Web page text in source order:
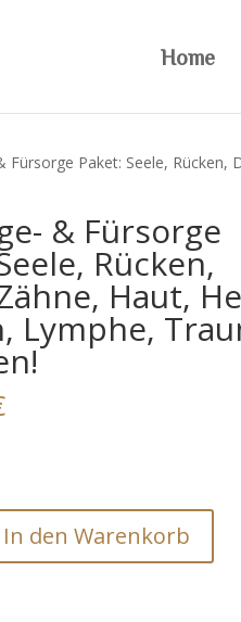
Home
Paket: Seele, Rücken,
& Fürsorge
Rücken,
Haut,
Lymphe,
In den Warenkorb